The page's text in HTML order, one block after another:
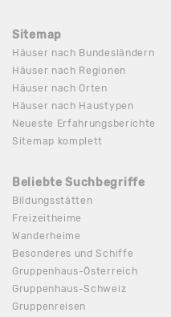
Sitemap
Häuser nach Bundesländern
Häuser nach Regionen
Häuser nach Orten
Häuser nach Haustypen
Neueste Erfahrungsberichte
Sitemap komplett
Beliebte Suchbegriffe
Bildungsstätten
Freizeitheime
Wanderheime
Besonderes und Schiffe
Gruppenhaus-Österreich
Gruppenhaus-Schweiz
Gruppenreisen